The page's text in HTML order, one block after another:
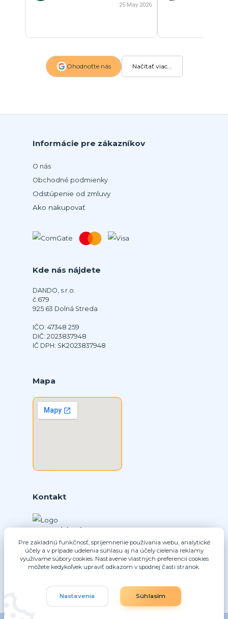
25 May 2026
Ohodnoťte nás Načítať viac...
Informácie pre zákazníkov
O nás
Obchodné podmienky
Odstúpenie od zmluvy
Ako nakupovať
Kde nás nájdete
DANDO, s.r.o.
č.679
925 63 Dolná Streda
IČO: 47348 259
DIČ: 2023837948
IČ DPH: SK2023837948
Mapa
Kontakt
+421 902331936
(Po-Pia, 8-16 hod.)
info@nice-pohony.sk
Pre základnú funkčnosť, spríjemnenie používania webu, analytické
účely a v prípade udelenia súhlasu aj na účely cielenia reklamy
využívame súbory cookies. Nastavenie vlastných preferencií cookies
môžete kedykoľvek upraviť odkazom v spodnej časti stránok.
Nastavenia Súhlasím